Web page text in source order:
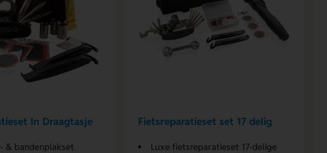
In Draagtasje
& bandenplakset
Fietsreparatieset set 17 delig
Luxe fietsreparatieset 17-delige